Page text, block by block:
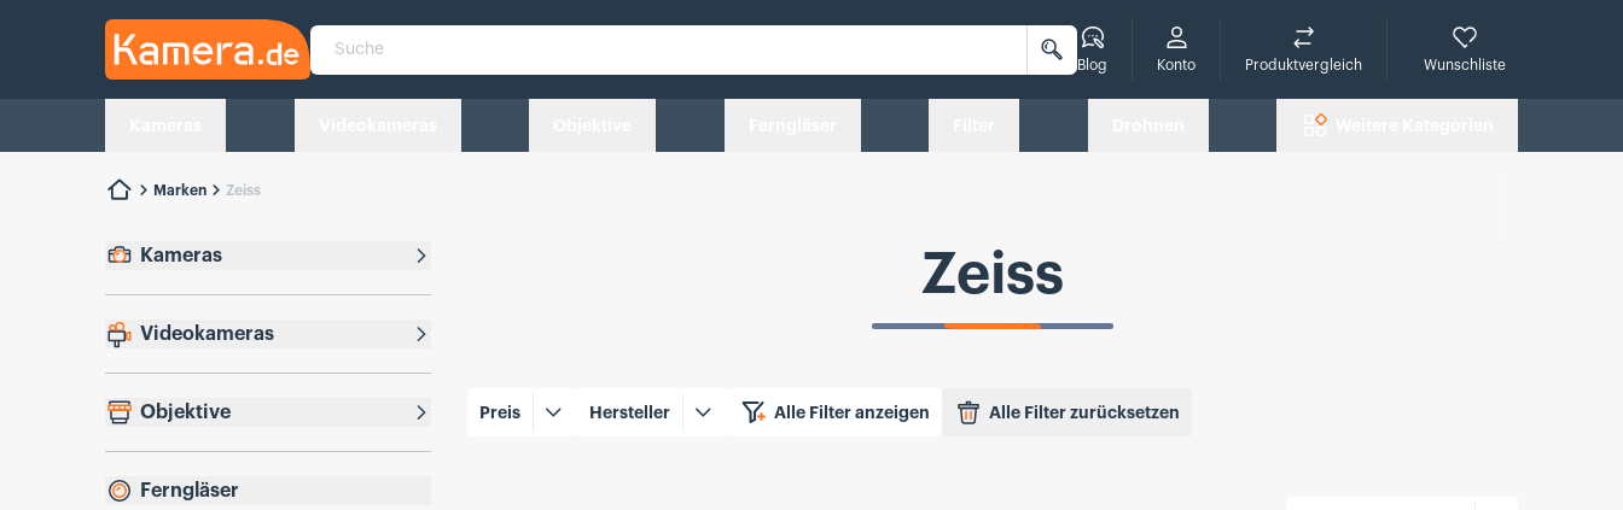
Kamera.de
Suche
Suche
Blog Konto Produktvergleich Wunschliste
Marken Zeiss
Kameras
Videokameras
Objektive
Ferngläser
Zeiss
Preis
Hersteller Alle Filter anzeigen Alle Filter zurücksetzen